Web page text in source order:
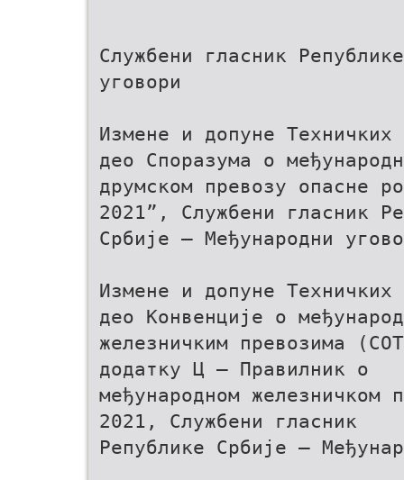
Службени гласник
уговори
Измене и допуне
део Споразума о
друмском превозу опасне
2021”, Службени гласник
Србије – Међународни
Измене и допуне
део Конвенције о
железничким превозима
додатку Ц – Правилник о
међународном
2021, Службени гласник
Републике Србије –